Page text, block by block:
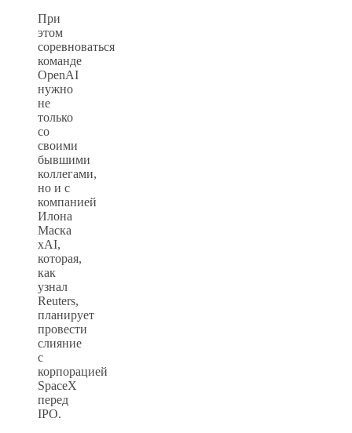
При
этом
соревноваться
команде
OpenAI
нужно
не
только
со
своими
бывшими
коллегами,
но и с
компанией
Илона
Маска
xAI,
которая,
как
узнал
Reuters,
планирует
провести
слияние
с
корпорацией
SpaceX
перед
IPO.